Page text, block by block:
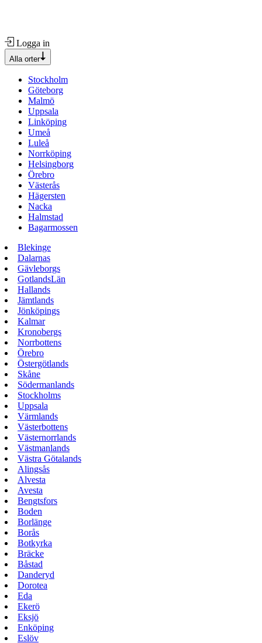
Logga in
Alla orter
Stockholm
Göteborg
Malmö
Uppsala
Linköping
Umeå
Luleå
Norrköping
Helsingborg
Örebro
Västerås
Hägersten
Nacka
Halmstad
Bagarmossen
Blekinge
Dalarnas
Gävleborgs
GotlandsLän
Hallands
Jämtlands
Jönköpings
Kalmar
Kronobergs
Norrbottens
Örebro
Östergötlands
Skåne
Södermanlands
Stockholms
Uppsala
Värmlands
Västerbottens
Västernorrlands
Västmanlands
Västra Götalands
Alingsås
Alvesta
Avesta
Bengtsfors
Boden
Borlänge
Borås
Botkyrka
Bräcke
Båstad
Danderyd
Dorotea
Eda
Ekerö
Eksjö
Enköping
Eslöv